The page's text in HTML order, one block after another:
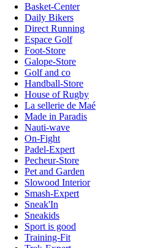
Basket-Center
Daily Bikers
Direct Running
Espace Golf
Foot-Store
Galope-Store
Golf and co
Handball-Store
House of Rugby
La sellerie de Maé
Made in Paradis
Nauti-wave
On-Fight
Padel-Expert
Pecheur-Store
Pet and Garden
Slowood Interior
Smash-Expert
Sneak'In
Sneakids
Sport is good
Training-Fit